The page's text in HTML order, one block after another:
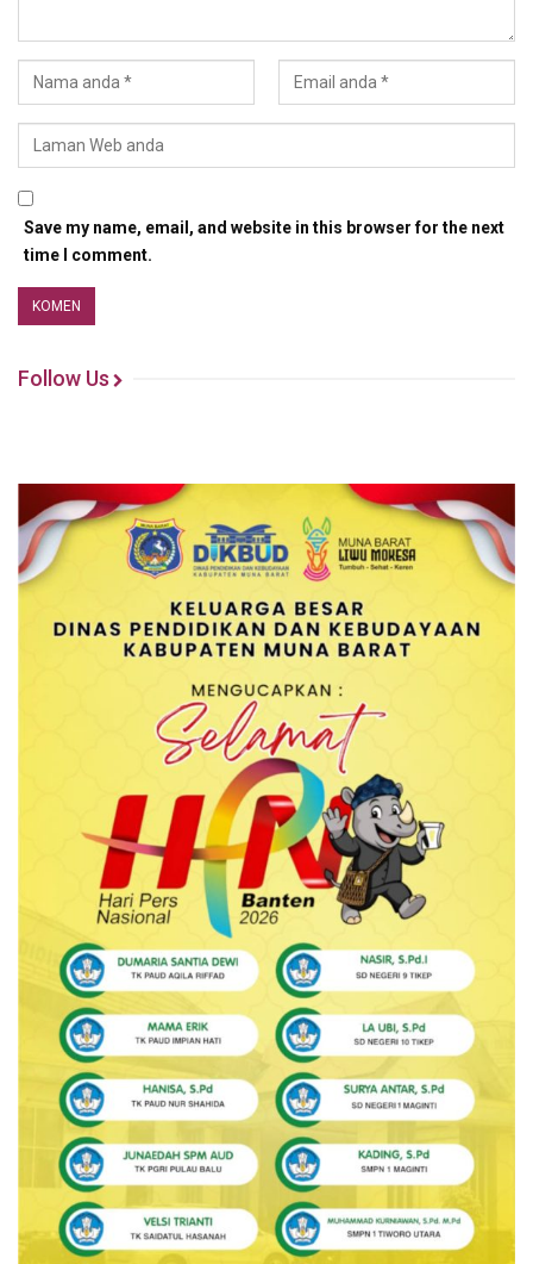
Save my name, email, and website in this browser for the next
time I comment.
Follow Us